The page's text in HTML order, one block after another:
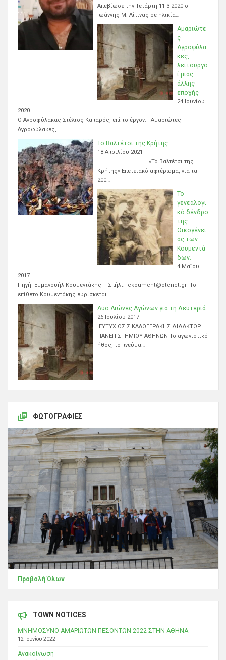
Απεβίωσε την Τετάρτη 11-3-2020 ο
Ιωάννης Μ. Λίτινας σε ηλικία…
Αμαριώτε
ς
Αγροφύλα
κες,
λειτουργο
ί μιας
άλλης
εποχής
24 Ιουνίου
2020
Ο Αγροφύλακας Στέλιος Καπαρός, επί το έργον. Αμαριώτες
Αγροφύλακες,…
Το Βαλτέτσι της Κρήτης.
18 Απριλίου 2021
«Το Βαλτέτσι της
Κρήτης» Επετειακό αφιέρωμα, για τα
200…
Το
γενεαλογι
κό δένδρο
της
Οικογένει
ας των
Κουμεντά
δων.
4 Μαΐου
2017
Πηγή Εμμανουήλ Κουμεντάκης – Σπήλι. ekoument@otenet.gr Το
επίθετο Κουμεντάκης ευρίσκεται…
Δύο Αιώνες Αγώνων για τη Λευτεριά
26 Ιουλίου 2017
ΕΥΤΥΧΙΟΣ Σ.ΚΑΛΟΓΕΡΑΚΗΣ ΔΙΔΑΚΤΩΡ
ΠΑΝΕΠΙΣΤΗΜΙΟΥ ΑΘΗΝΩΝ Το αγωνιστικό
ήθος, το πνεύμα…
ΦΩΤΟΓΡΑΦΊΕΣ
Προβολή Όλων
TOWN NOTICES
ΜΝΗΜΟΣΥΝΟ ΑΜΑΡΙΩΤΩΝ ΠΕΣΟΝΤΩΝ 2022 ΣΤΗΝ ΑΘΗΝΑ
12 Ιουνίου 2022
Ανακοίνωση